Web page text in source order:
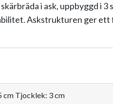
i ask, uppbyggd i
Askstrukturen ger